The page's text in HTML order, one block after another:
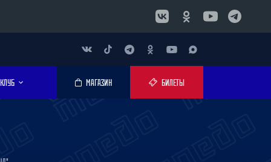
КЛУБ МАГАЗИН БИЛЕТЫ